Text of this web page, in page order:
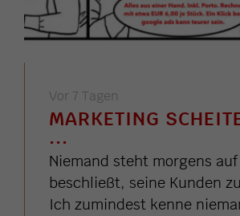
Vor 7 Tagen
MARKETING
...
Niemand steht morgens
beschließt, seine Kunden
Ich zumindest kenne